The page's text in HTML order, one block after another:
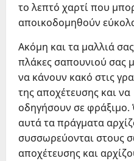
το λεπτό χαρτί που
αποικοδομηθούν
Ακόμη και τα μαλλιά
πλάκες σαπουνιού σας
να κάνουν κακό στις
της αποχέτευσης και να
οδηγήσουν σε
αυτά τα πράγματα
συσσωρεύονται στους
αποχέτευσης και